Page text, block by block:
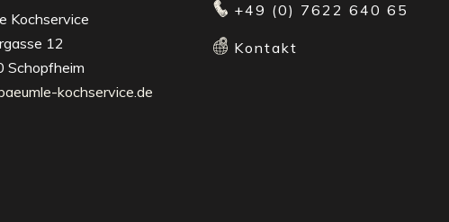
Kochservice
12
Schopfheim
kochservice.de
+49 (0) 7622 640 65
Kontakt